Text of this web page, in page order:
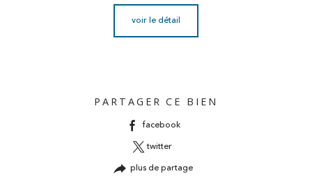
voir le détail
PARTAGER CE BIEN
facebook
twitter
plus de partage